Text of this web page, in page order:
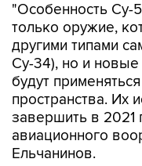
"Особенность Су-
только оружие,
другими типами
Су-34), но и
будут
пространства. Их
завершить в 2021
авиационного
Ельчанинов.